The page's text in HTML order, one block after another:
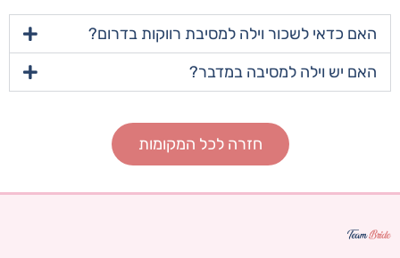
האם כדאי לשכור וילה למסיבת רווקות בדרום?
האם יש וילה למסיבה במדבר?
חזרה לכל המקומות